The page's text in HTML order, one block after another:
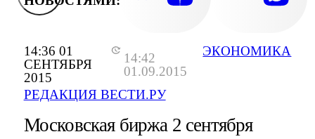
14:36 01
СЕНТЯБРЯ
2015
14:42
01.09.2015
РЕДАКЦИЯ ВЕСТИ.РУ
ЭКОНОМИКА
Московская биржа 2 сентября